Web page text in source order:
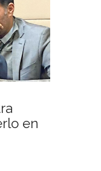
en